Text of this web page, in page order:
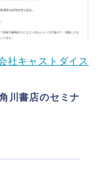
社キャストダイス
川書店のセミナ